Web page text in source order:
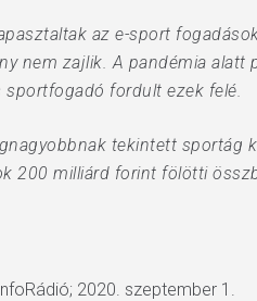
az e-sport
nem zajlik. A pandémia alatt
sportfogadó fordult ezek felé.
tekintett sportág
200 milliárd forint fölötti
2020. szeptember 1.